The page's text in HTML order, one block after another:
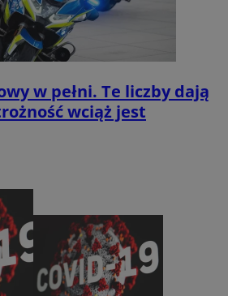
w pełni. Te liczby dają
wciąż jest